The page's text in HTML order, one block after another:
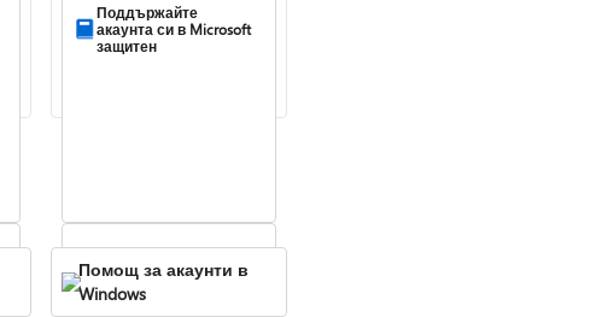
Поддържайте
акаунта си в Microsoft
защитен
Помощ за акаунти в
Windows